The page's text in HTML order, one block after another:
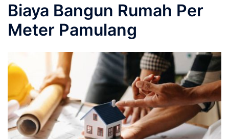
Biaya Bangun Rumah Per
Meter Pamulang